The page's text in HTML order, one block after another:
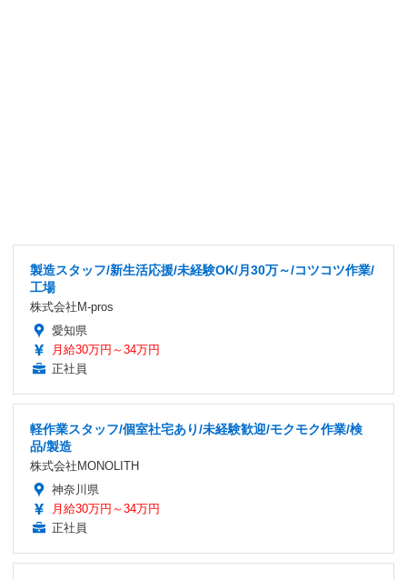
製造スタッフ/新生活応援/未経験OK/月30万～/コツコツ作業/
工場
株式会社M-pros
愛知県
月給30万円～34万円
正社員
軽作業スタッフ/個室社宅あり/未経験歓迎/モクモク作業/検
品/製造
株式会社MONOLITH
神奈川県
月給30万円～34万円
正社員